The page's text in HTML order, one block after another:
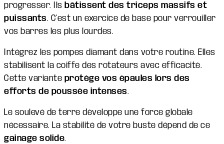
progresser. Ils bâtissent des triceps massifs et
puissants. C’est un exercice de base pour verrouiller
vos barres les plus lourdes.
Intégrez les pompes diamant dans votre routine. Elles
stabilisent la coiffe des rotateurs avec efficacité.
Cette variante protège vos épaules lors des
efforts de poussée intenses.
Le soulevé de terre développe une force globale
nécessaire. La stabilité de votre buste dépend de ce
gainage solide.